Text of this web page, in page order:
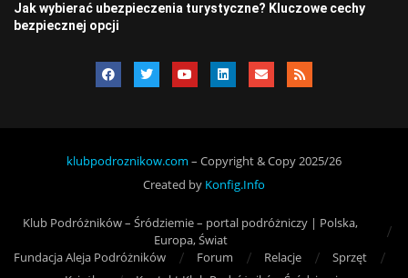
Jak wybierać ubezpieczenia turystyczne? Kluczowe cechy
bezpiecznej opcji
klubpodroznikow.com – Copyright & Copy 2025/26
Created by Konfig.Info
Klub Podróżników – Śródziemie – portal podróżniczy | Polska,
Europa, Świat
Fundacja Aleja Podróżników
Forum Relacje
Sprzęt